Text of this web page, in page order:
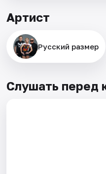
Артист
Русский размер
Слушать перед